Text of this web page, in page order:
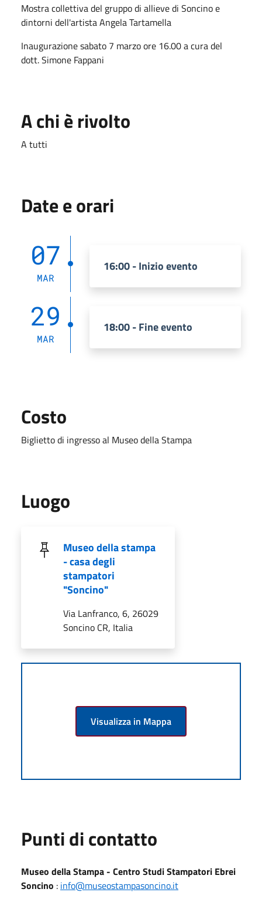
Mostra collettiva del gruppo di allieve di Soncino e
dintorni dell'artista Angela Tartamella
Inaugurazione sabato 7 marzo ore 16.00 a cura del
dott. Simone Fappani
A chi è rivolto
A tutti
Date e orari
07
MAR
16:00 - Inizio evento
29
MAR
18:00 - Fine evento
Costo
Biglietto di ingresso al Museo della Stampa
Luogo
Museo della stampa
- casa degli
stampatori
"Soncino"
Via Lanfranco, 6, 26029
Soncino CR, Italia
Visualizza in Mappa
Punti di contatto
Museo della Stampa - Centro Studi Stampatori Ebrei
Soncino : info@museostampasoncino.it